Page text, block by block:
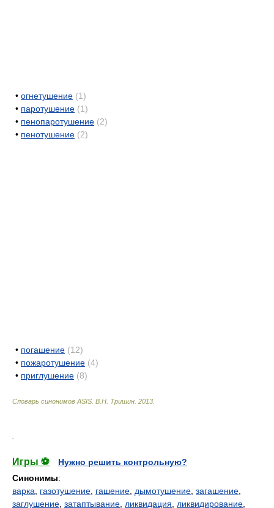
• огнетушение (1)
• паротушение (1)
• пенопаротушение (2)
• пенотушение (2)
• погашение (12)
• пожаротушение (4)
• приглушение (8)
Словарь синонимов ASIS. В.Н. Тришин 2013
Игры ⚽
Нужно решить контрольную?
Синонимы:
варка
газотушение гашение дымотушение загашение
заглушение затаптывание ликвидация ликвидирование